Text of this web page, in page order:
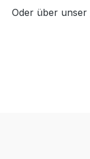
Oder über unser